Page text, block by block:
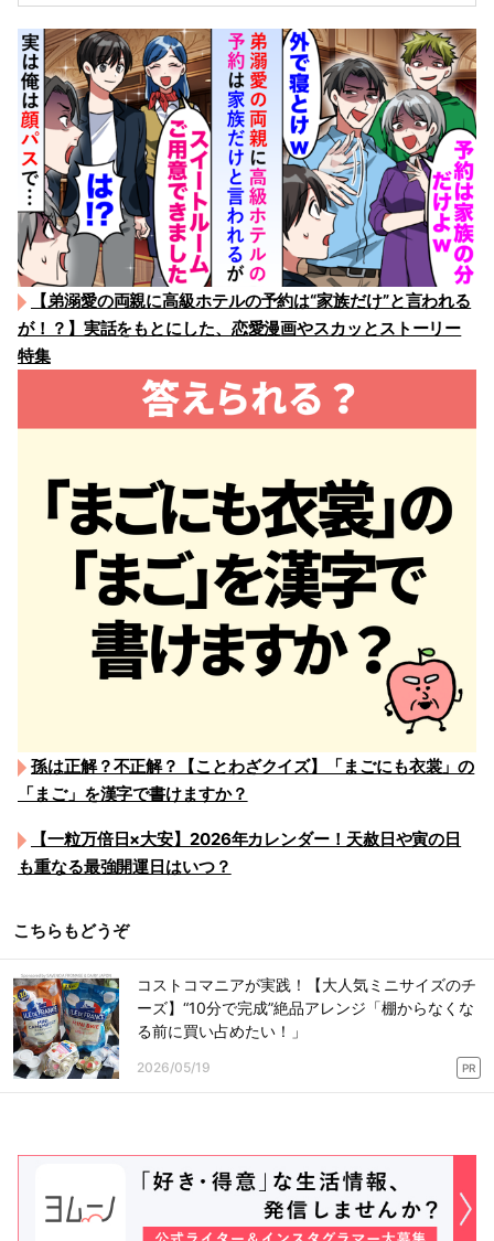
【弟溺愛の両親に高級ホテルの予約は“家族だけ”と言われる
が！？】実話をもとにした、恋愛漫画やスカッとストーリー
特集
孫は正解？不正解？【ことわざクイズ】「まごにも衣裳」の
「まご」を漢字で書けますか？
【一粒万倍日×大安】2026年カレンダー！天赦日や寅の日
も重なる最強開運日はいつ？
こちらもどうぞ
コストコマニアが実践！【大人気ミニサイズのチ
ーズ】“10分で完成”絶品アレンジ「棚からなくな
る前に買い占めたい！」
2026/05/19 PR